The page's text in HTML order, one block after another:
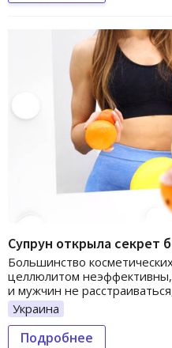
Супрун открыла секрет
Большинство
целлюлитом
и мужчин не
Украина
Подробнее